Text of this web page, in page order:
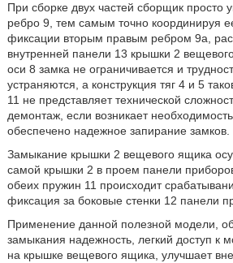
При сборке двух частей сборщик просто
ребро 9, тем самым точно координируя
фиксации вторым правым ребром 9а,
внутренней панели 13 крышки 2
оси 8 замка не ограничивается и
устраняются, а конструкция тяг 4 и 5
11 не представляет технической
демонтаж, если возникает
обеспечено надежное запирание замков.
Замыкание крышки 2 вещевого ящика
самой крышки 2 в проем панели
обеих пружин 11 происходит
фиксация за боковые стенки 12 панели
Применение данной полезной модели,
замыкания надежность, легкий доступ к
на крышке вещевого ящика, улучшает